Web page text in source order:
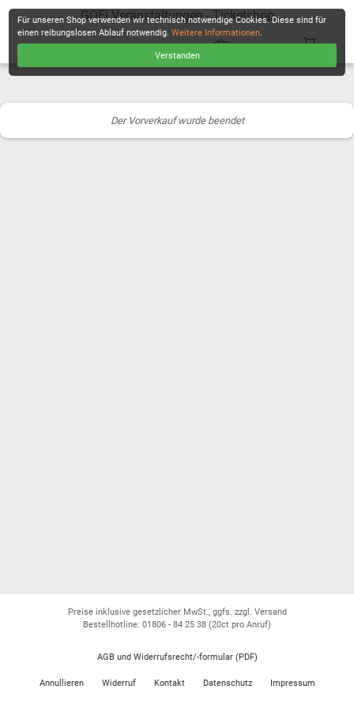
GOFI Veranstaltungen - Ticketshop
Der Vorverkauf wurde beendet
Für unseren Shop verwenden wir technisch notwendige Cookies. Diese sind für
einen reibungslosen Ablauf notwendig.Weitere Informationen.
Verstanden
Preise inklusive gesetzlicher MwSt., ggfs. zzgl. Versand
Bestellhotline: 01806 - 84 25 38 (20ct pro Anruf)
AGB und Widerrufsrecht/-formular (PDF)
Annullieren Widerruf Kontakt Datenschutz Impressum